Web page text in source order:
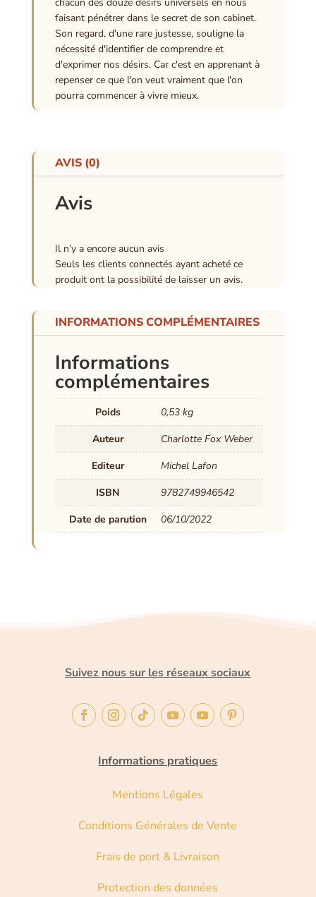
chacun des douze désirs universels en nous
faisant pénétrer dans le secret de son cabinet.
Son regard, d'une rare justesse, souligne la
nécessité d'identifier de comprendre et
d'exprimer nos désirs. Car c'est en apprenant à
repenser ce que l'on veut vraiment que l'on
pourra commencer à vivre mieux.
AVIS (0)
Avis
Il n’y a encore aucun avis
Seuls les clients connectés ayant acheté ce
produit ont la possibilité de laisser un avis.
INFORMATIONS COMPLÉMENTAIRES
Informations
complémentaires
Poids
0,53 kg
Auteur
Charlotte Fox Weber
Editeur
Michel Lafon
ISBN
9782749946542
Date de parution
06/10/2022
Suivez nous sur les réseaux sociaux
Informations pratiques
Mentions Légales
Conditions Générales de Vente
Frais de port & Livraison
Protection des données